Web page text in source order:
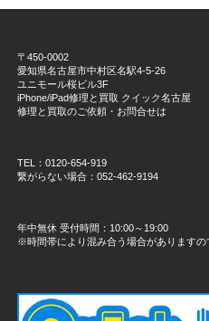
〒450-0002
愛知県名古屋市中村区名駅4-5-26
ユニモール桜ビル3F
iPhone/iPad修理と買取 クイック名古屋
修理と買取のご依頼・お問合せは
TEL：0120-654-919
繋がらない場合：052-462-9194
年中無休 受付時間：10:00～19:00
※時間帯により混み合う場合がありますの